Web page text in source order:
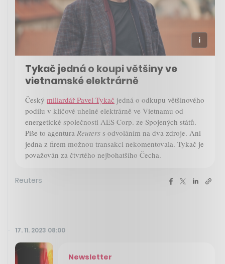
Tykač jedná o koupi většiny ve
vietnamské elektrárně
Český miliardář Pavel Tykač jedná o odkupu většinového
podílu v klíčové uhelné elektrárně ve Vietnamu od
energetické společnosti AES Corp. ze Spojených států.
Píše to agentura Reuters s odvoláním na dva zdroje. Ani
jedna z firem možnou transakci nekomentovala. Tykač je
považován za čtvrtého nejbohatšího Čecha.
Reuters
17. 11. 2023 08:00
Newsletter